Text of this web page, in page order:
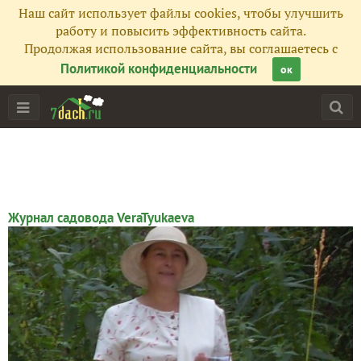
Наш сайт использует файлы cookies, чтобы улучшить
работу и повысить эффективность сайта.
Продолжая использование сайта, вы соглашаетесь с
Политикой конфиденциальности
ок
Журнал садовода VeraTyukaeva
Главная
Фото 18
Сейчас обсуждают